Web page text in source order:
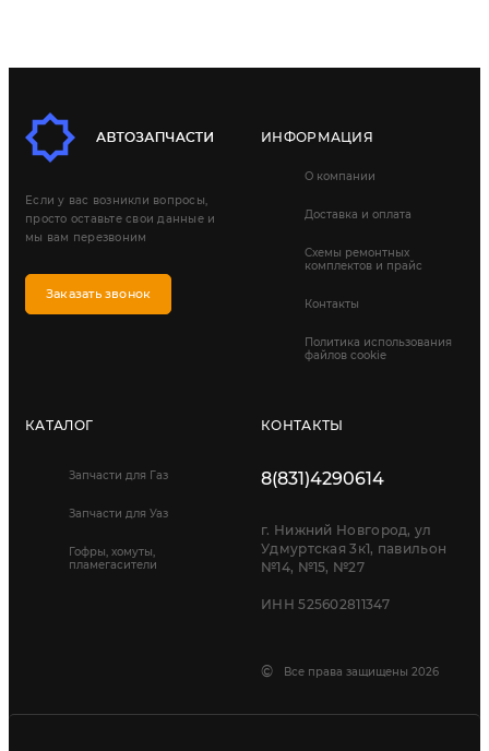
Если у вас возникли вопросы,
просто оставьте свои данные и
мы вам перезвоним
Заказать звонок
ИНФОРМАЦИЯ
О компании
Доставка и оплата
Схемы ремонтных
комплектов и прайс
Контакты
Политика использования
файлов cookie
КАТАЛОГ
Запчасти для Газ
Запчасти для Уаз
Гофры, хомуты,
пламегасители
КОНТАКТЫ
8(831)4290614
г. Нижний Новгород, ул
Удмуртская 3к1, павильон
№14, №15, №27
ИНН 525602811347
© Все права защищены 2026